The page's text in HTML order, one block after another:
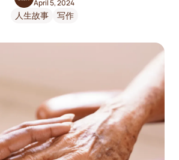
April 5, 2024
人生故事 写作